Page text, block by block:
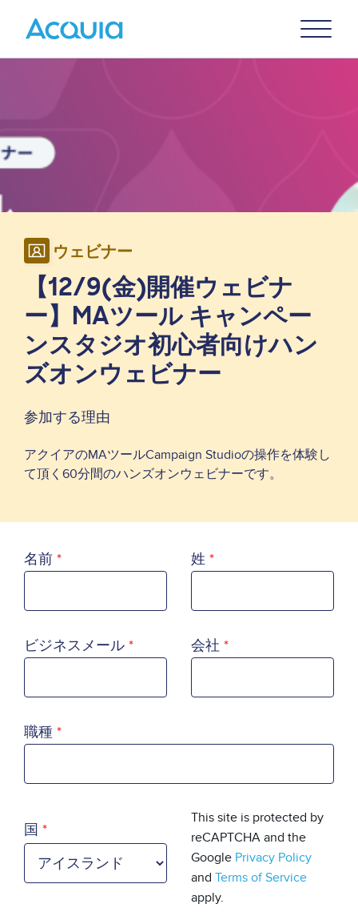
Menu
ウェビナー
【12/9(金)開催ウェビナ
ー】MAツール キャンペー
ンスタジオ初心者向けハン
ズオンウェビナー
参加する理由
アクイアのMAツールCampaign Studioの操作を体験し
て頂く60分間のハンズオンウェビナーです。
名前 姓
ビジネスメール 会社
職種
国
This site is protected by
reCAPTCHA and the
Google Privacy Policy
and Terms of Service
apply.